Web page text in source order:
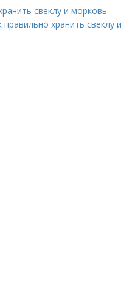
свеклу и морковь
правильно хранить свеклу и